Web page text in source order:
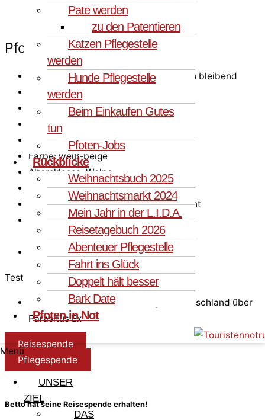
Pate werden
zu den Patentieren
Katzen Pflegestelle
werden
Hunde Pflegestelle
werden
Beim Einkaufen Gutes
tun
Pfoten-Jobs
Rückblicke
Weihnachtsbuch 2025
Weihnachtsmarkt 2024
Mein Jahr in der L.I.D.A.
Reisetagebuch 2026
Abenteuer Pflegestelle
Fahrt ins Glück
Doppelt hält besser
Bark Date
Pfoten in Not
Menü
UNSER
ZIEL
DAS
Pfote im Glück
Schulterhöhe (ca.): im Wachstum, klein bleibend
Geschlecht: männlich
Geb.-Datum (ca.): 01.03.2023
Aufenthaltsland: Deutschland
Rasse: Mischling
Farbe: weiß-beige
Altersklasse: Welpe
kastriert: Nein
Krankheiten: Keine Krankheiten bekannt
Haltung: Hundeeinsteiger,
Hundeschule/Welpenschule
Kurzbeschreibung: zuckersüß
Test- und Impfstatus
Test Mittelmeerkrankh.: Erfolgt in Deutschland über
Parasitus Ex
Reisespende
Pflegespende
Betto hat seine Reisespende erhalten!